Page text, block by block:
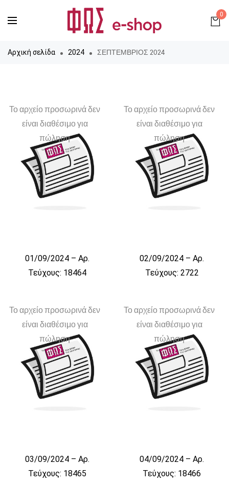
0
Αρχική σελίδα 2024 ΣΕΠΤΕΜΒΡΙΟΣ 2024
Το αρχείο προσωρινά δεν
είναι διαθέσιμο για
πώληση
01/09/2024 – Αρ.
Τεύχους: 18464
Το αρχείο προσωρινά δεν
είναι διαθέσιμο για
πώληση
02/09/2024 – Αρ.
Τεύχους: 2722
Το αρχείο προσωρινά δεν
είναι διαθέσιμο για
πώληση
03/09/2024 – Αρ.
Τεύχους: 18465
Το αρχείο προσωρινά δεν
είναι διαθέσιμο για
πώληση
04/09/2024 – Αρ.
Τεύχους: 18466